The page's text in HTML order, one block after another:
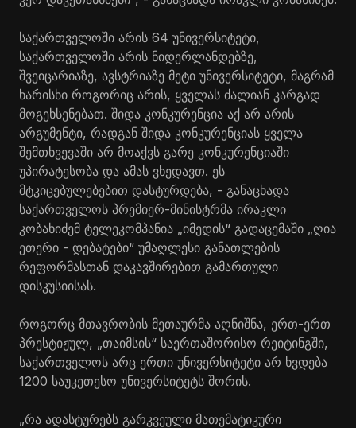
საქართველოში არის 64 უნივერსიტეტი,
საქართველოში არის ნიდერლანდებზე,
შვეიცარიაზე, ავსტრიაზე მეტი უნივერსიტეტი, მაგრამ
ხარისხი როგორიც არის, ყველას ძალიან კარგად
მოგეხსენებათ. შიდა კონკურენცია აქ არ არის
არგუმენტი, რადგან შიდა კონკურენციას ყველა
შემთხვევაში არ მოაქვს გარე კონკურენციაში
უპირატესობა და ამას ვხედავთ. ეს
მტკიცებულებებით დასტურდება, - განაცხადა
საქართველოს პრემიერ-მინისტრმა ირაკლი
კობახიძემ ტელეკომპანია „იმედის“ გადაცემაში „ღია
ეთერი - დებატები“ უმაღლესი განათლების
რეფორმასთან დაკავშირებით გამართული
დისკუსიისას.
როგორც მთავრობის მეთაურმა აღნიშნა, ერთ-ერთ
პრესტიჟულ, „თაიმსის“ საერთაშორისო რეიტინგში,
საქართველოს არც ერთი უნივერსიტეტი არ ხვდება
1200 საუკეთესო უნივერსიტეტს შორის.
„რა ადასტურებს გარკვეული მათემატიკური